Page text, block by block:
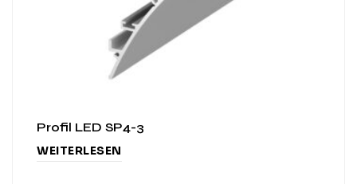
Profil LED SP4-3
WEITERLESEN